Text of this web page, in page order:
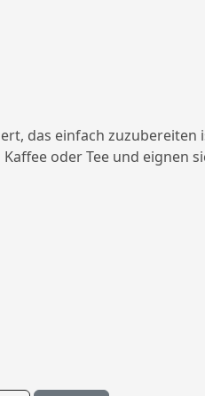
das einfach
oder Tee und eignen